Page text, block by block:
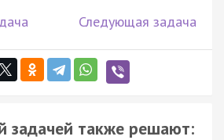
Следующая задача
задачей также решают: